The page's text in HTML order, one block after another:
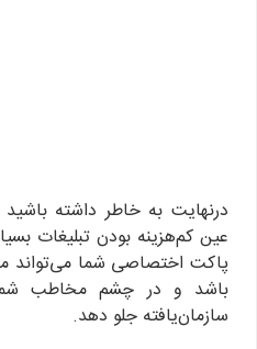
درنهایت به خاطر داشته
عین کم‌هزینه بودن تبلیغات
پاکت اختصاصی شما می‌تواند
باشد و در چشم مخاطب
سازمان‌یافته جلو دهد.